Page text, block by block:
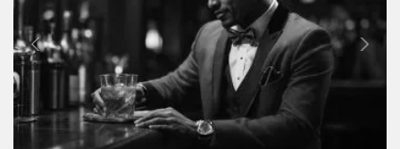
Précédent
Suivant